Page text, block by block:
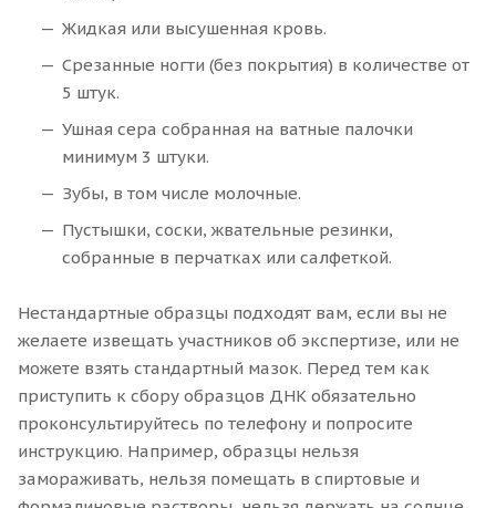
Жидкая или высушенная кровь.
Срезанные ногти (без покрытия) в количестве от
5 штук.
Ушная сера собранная на ватные палочки
минимум 3 штуки.
Зубы, в том числе молочные.
Пустышки, соски, жвательные резинки,
собранные в перчатках или салфеткой.
Нестандартные образцы подходят вам, если вы не
желаете извещать участников об экспертизе, или не
можете взять стандартный мазок. Перед тем как
приступить к сбору образцов ДНК обязательно
проконсультируйтесь по телефону и попросите
инструкцию. Например, образцы нельзя
замораживать, нельзя помещать в спиртовые и